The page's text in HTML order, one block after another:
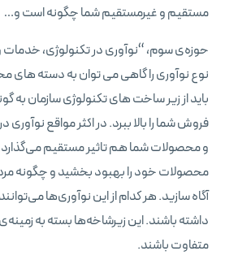
مستقیم و غیرمستقیم شما چگونه است و…
حوزه‌ی سوم، “نوآوری در تکنولوژی،
نوع نوآوری را گاهی می‌ توان به دسته‌
باید از زیر ساخت‌ های تکنولوژی سازمان به
فروش شما را بالا ببرد. در اکثر مواقع
و محصولات شما هم تاثیر مستقیم
محصولات خود را بهبود بخشید و چگونه مردم
آگاه سازید. هر کدام از این نوآوری‌ها
داشته باشند. این زیرشاخه‌ها بسته به
متفاوت باشند.